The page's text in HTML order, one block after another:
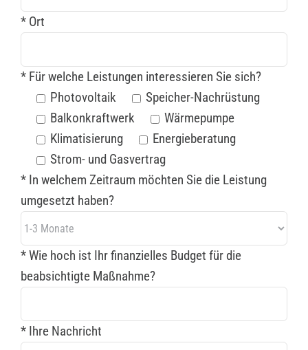
* Ort
* Für welche Leistungen interessieren Sie sich?
Photovoltaik
Speicher-Nachrüstung
Balkonkraftwerk
Wärmepumpe
Klimatisierung
Energieberatung
Strom- und Gasvertrag
* In welchem Zeitraum möchten Sie die Leistung
umgesetzt haben?
* Wie hoch ist Ihr finanzielles Budget für die
beabsichtigte Maßnahme?
* Ihre Nachricht